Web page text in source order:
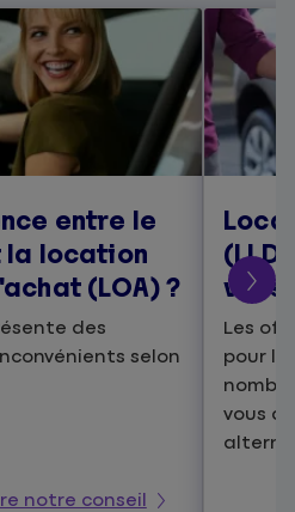
entre le
location
(LOA) ?
des
selon
notre conseil
vous
Les
pour
vous